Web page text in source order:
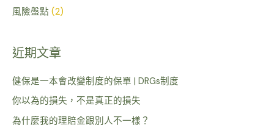
風險盤點 (2)
近期文章
健保是一本會改變制度的保單 | DRGs制度
你以為的損失，不是真正的損失
為什麼我的理賠金跟別人不一樣？